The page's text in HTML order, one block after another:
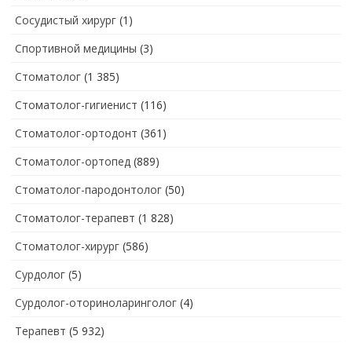
Сосудистый хирург (1)
Спортивной медицины (3)
Стоматолог (1 385)
Стоматолог-гигиенист (116)
Стоматолог-ортодонт (361)
Стоматолог-ортопед (889)
Стоматолог-пародонтолог (50)
Стоматолог-терапевт (1 828)
Стоматолог-хирург (586)
Сурдолог (5)
Сурдолог-оториноларинголог (4)
Терапевт (5 932)